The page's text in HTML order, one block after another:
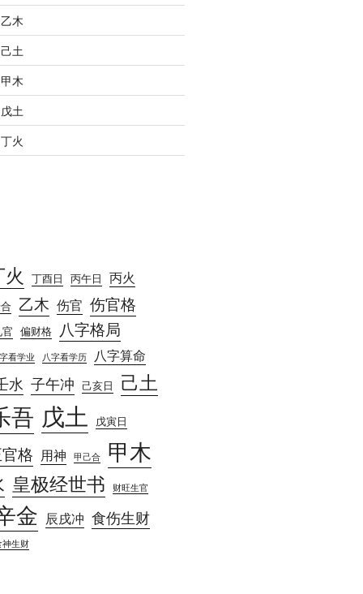
木
土
木
土
火
丁酉日 丙午日 丙火
乙木 伤官 伤官格
偏财格 八字格局
看学业 八字看学历 八字算命
水 子午冲 己亥日 己土
吾 戊土 戊寅日
格 用神 甲己合 甲木
皇极经世书 财旺生官
金 辰戌冲 食伤生财
神生财